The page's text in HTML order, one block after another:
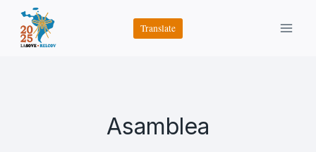
Saltar
contenido
Translate
Asamblea